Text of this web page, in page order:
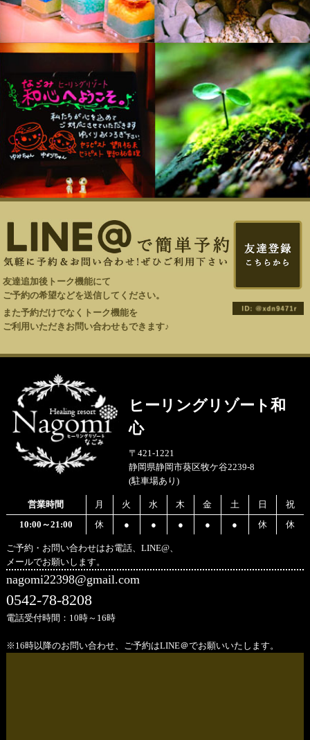
友達追加後トーク機能にて
ご予約の希望などを送信してください。
また予約だけでなくトーク機能を
ご利用いただきお問い合わせもできます♪
ヒーリングリゾート和
心
〒421-1221
静岡県静岡市葵区牧ケ谷2239-8
(駐車場あり)
営業時間 月 火 水 木 金 土 日
祝
10:00～21:00
休 ● ● ● ● ● 休 休
ご予約・お問い合わせはお電話、LINE@、
メールでお願いします。
nagomi22398@gmail.com
0542-78-8208
電話受付時間：10時～16時
※16時以降のお問い合わせ、ご予約はLINE＠でお願いいたします。